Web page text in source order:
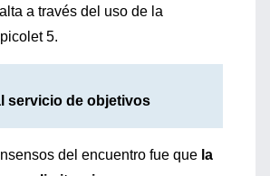
a través del uso de la
5.
servicio de objetivos
del encuentro fue que la